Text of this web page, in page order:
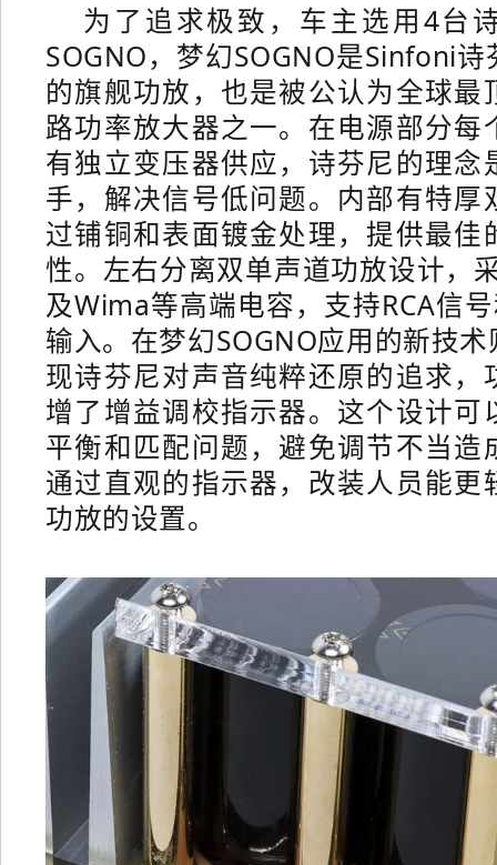
为了追求极致，车主选用4台
SOGNO，梦幻SOGNO是Sinfoni
的旗舰功放，也是被公认为全球最
路功率放大器之一。 在电源部分每
有独立变压器供应，诗芬尼的理念
手，解决信号低问题。 内部有特厚
过铺铜和表面镀金处理，提供最佳
性。 左右分离双单声道功放设计，
及Wima等高端电容，支持RCA信
输入。 在梦幻SOGNO应用的新技
现诗芬尼对声音纯粹还原的追求，
增了增益调校指示器。 这个设计可
平衡和匹配问题，避免调节不当造
通过直观的指示器，改装人员能更
功放的设置。